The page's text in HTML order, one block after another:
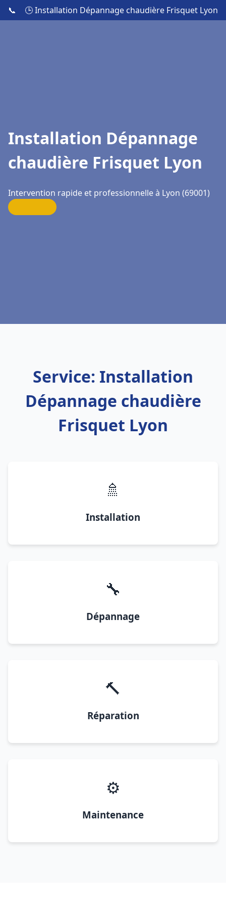
📞 🕒 Installation Dépannage chaudière Frisquet Lyon
Installation Dépannage
chaudière Frisquet Lyon
Intervention rapide et professionnelle à Lyon (69001)
Service: Installation
Dépannage chaudière
Frisquet Lyon
🚿
Installation
🔧
Dépannage
🔨
Réparation
⚙️
Maintenance